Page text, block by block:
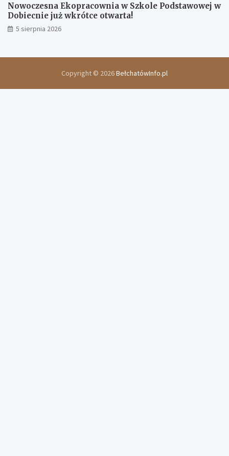
Nowoczesna Ekopracownia w Szkole Podstawowej w
Dobiecnie już wkrótce otwarta!
5 sierpnia 2026
Copyright © 2026BełchatówInfo.pl